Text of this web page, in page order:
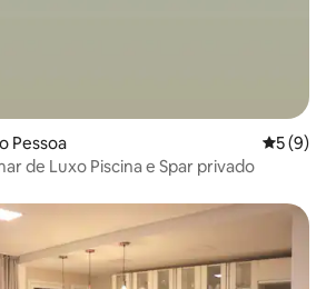
Pessoa 5 de
5 (9)
de Luxo Piscina e Spar privado